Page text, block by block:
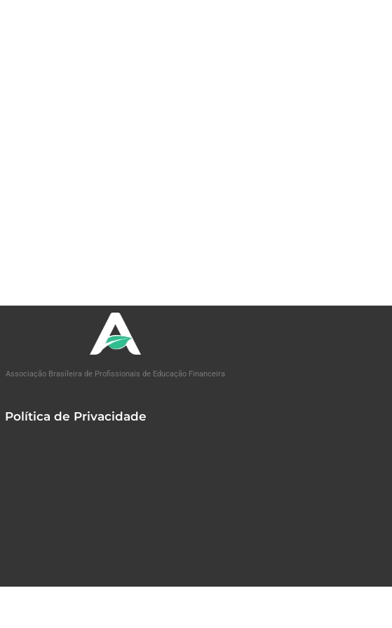
Associação Brasileira de Profissionais de Educação Financeira
Política de Privacidade